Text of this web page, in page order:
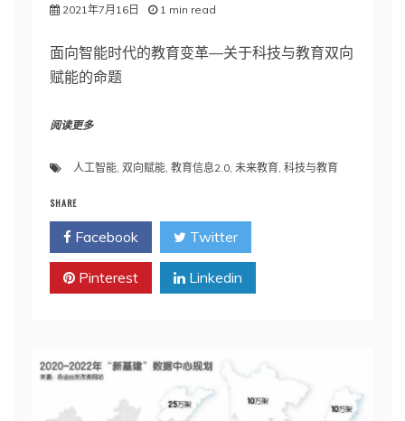
2021年7月16日 1 min read
面向智能时代的教育变革—关于科技与教育双向
赋能的命题
阅读更多
人工智能, 双向赋能, 教育信息2.0, 未来教育, 科技与教育
SHARE
Facebook Twitter
Pinterest Linkedin